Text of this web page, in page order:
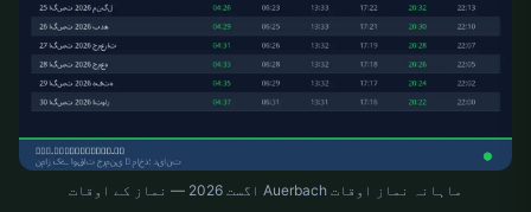
ماہانہ نماز اوقات Auerbach اگست 2026 — نماز کے اوقات